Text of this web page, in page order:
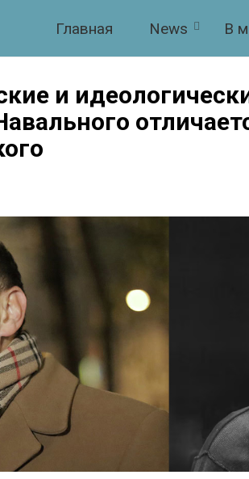
Главная News В
и